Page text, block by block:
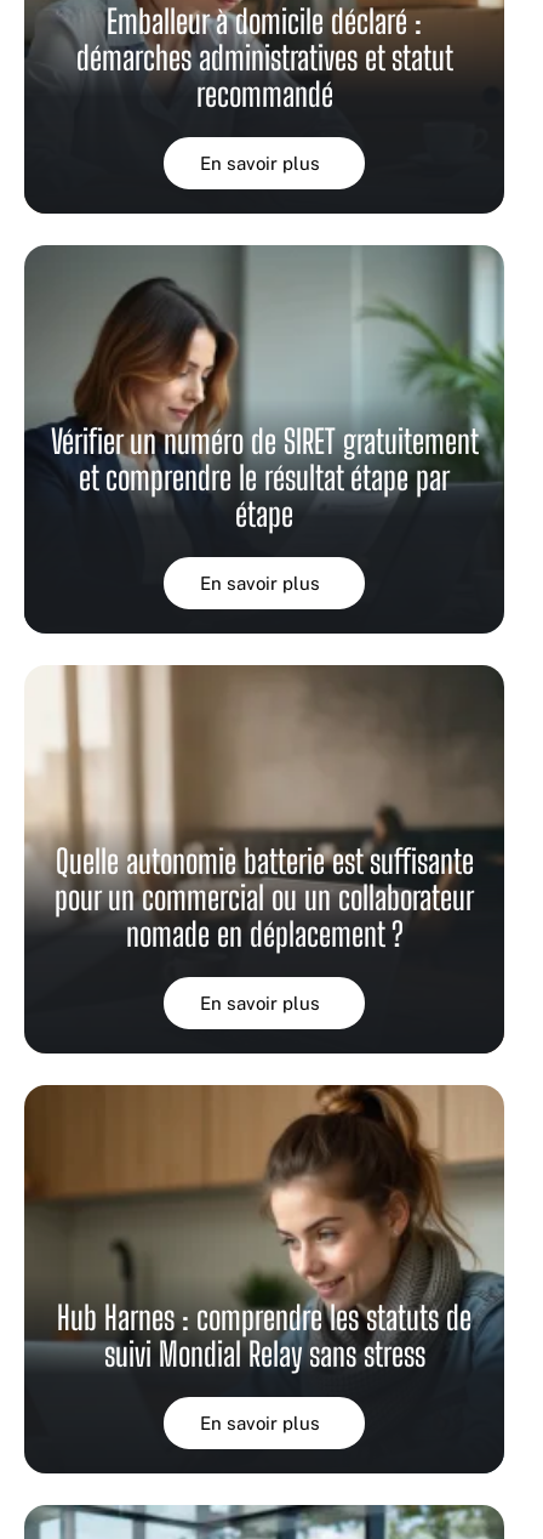
Emballeur à domicile déclaré :
démarches administratives et statut
recommandé
En savoir plus
Vérifier un numéro de SIRET gratuitement
et comprendre le résultat étape par
étape
En savoir plus
Quelle autonomie batterie est suffisante
pour un commercial ou un collaborateur
nomade en déplacement ?
En savoir plus
Hub Harnes : comprendre les statuts de
suivi Mondial Relay sans stress
En savoir plus